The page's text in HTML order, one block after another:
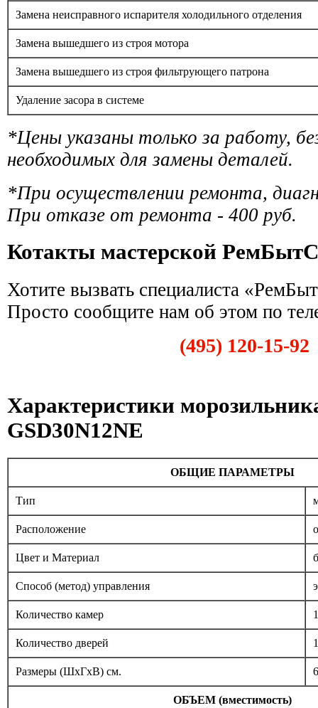
Замена неисправного испарителя холодильного отделения
Замена вышедшего из строя мотора
Замена вышедшего из строя фильтрующего патрона
Удаление засора в системе
*Цены указаны только за работу,
необходимых для замены деталей.
*При осуществлении ремонта,
При отказе от ремонта - 400 руб.
Котакты мастерской
Хотите вызвать специалиста
Просто сообщите нам об этом по
(495) 120-15-92
Характеристики
GSD30N12NE
ОБЩИЕ ПАРАМЕТРЫ
Тип
Расположение
Цвет и Материал
Способ (метод) управления
Количество камер 1
Количество дверей 1
Размеры (ШxГxВ) см.
ОБЪЕМ (вместимость)